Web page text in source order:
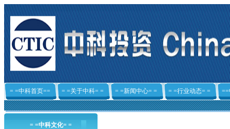
= =中科首页== = =关于中科= = = =新闻中心= = = =行业动态= =
= =中科文化= =